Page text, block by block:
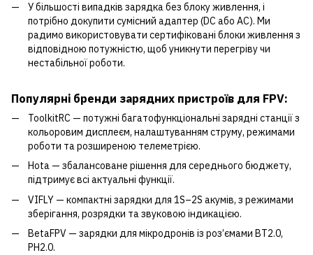
У більшості випадків зарядка без блоку живлення, і
потрібно докупити сумісний адаптер (DC або AC). Ми
радимо використовувати сертифіковані блоки живлення з
відповідною потужністю, щоб уникнути перегріву чи
нестабільної роботи.
Популярні бренди зарядних пристроїв для FPV:
ToolkitRC — потужні багатофункціональні зарядні станції з
кольоровим дисплеєм, налаштуванням струму, режимами
роботи та розширеною телеметрією.
Hota — збалансоване рішення для середнього бюджету,
підтримує всі актуальні функції.
VIFLY — компактні зарядки для 1S–2S акумів, з режимами
зберігання, розрядки та звуковою індикацією.
BetaFPV — зарядки для мікродронів із роз’ємами BT2.0,
PH2.0.